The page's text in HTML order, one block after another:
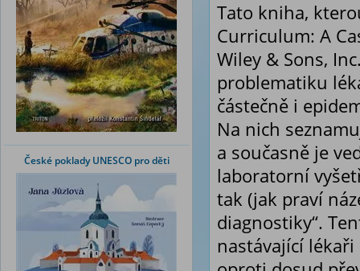
České poklady UNESCO pro děti
Tato kniha,
Curriculum: A
Wiley & Sons,
problematiku
částečně i
Na nich
a současně je
laboratorní
tak (jak praví
diagnostiky“.
nastávající